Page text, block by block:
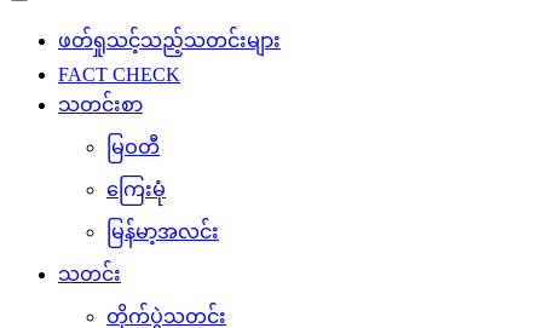
ဖတ်ရှုသင့်သည့်သတင်းများ
FACT CHECK
သတင်းစာ
မြဝတီ
ကြေးမုံ
မြန်မာ့အလင်း
သတင်း
တိုက်ပွဲသတင်း